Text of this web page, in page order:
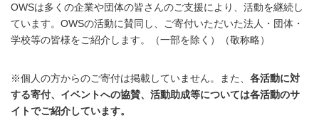
OWSは多くの企業や団体の皆さんのご支援により、活動を継続し
ています。OWSの活動に賛同し、ご寄付いただいた法人・団体・
学校等の皆様をご紹介します。（一部を除く）（敬称略）
※個人の方からのご寄付は掲載していません。また、 各活動に対
する寄付、イベントへの協賛、活動助成等については各活動のサ
イトでご紹介しています。